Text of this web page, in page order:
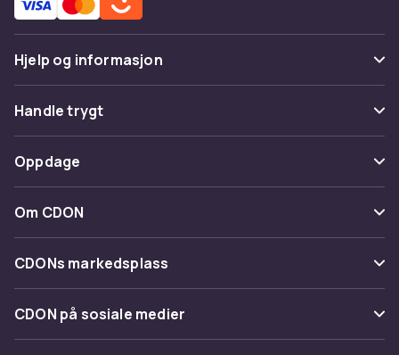
Hjelp og informasjon
Vanlige spørsmål
Spor pakke
Angre & returner her
Kontakt oss
Handle trygt
Betaling
Levering
Tilbakekallinger
Oppdage
Kategorier
Varemerker
Om CDON
Om oss
Kundeanmeldelser
Jobbe på CDON
CDONs markedsplass
Merchant Help Center
CDON på sosiale medier